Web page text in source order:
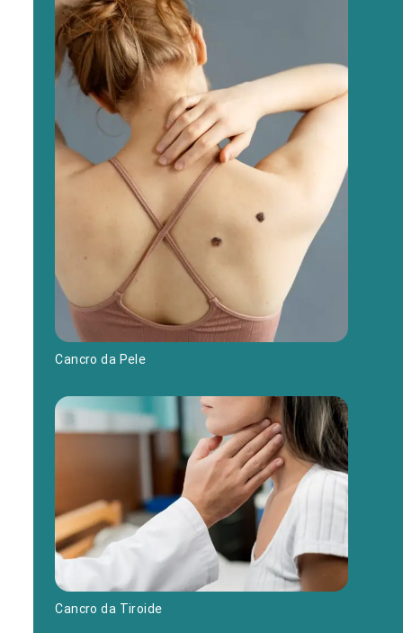
Cancro da Pele
Cancro da Tiroide